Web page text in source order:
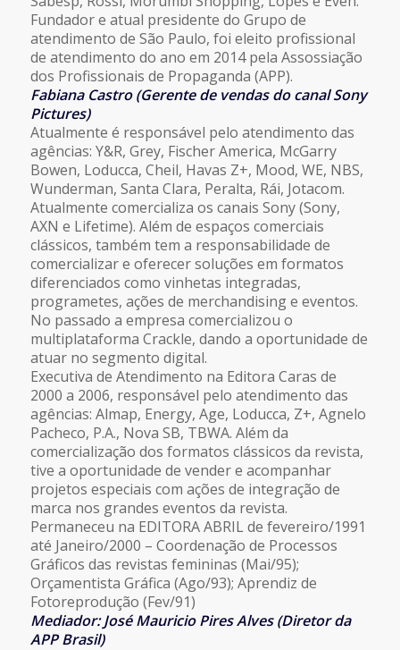
Fundador e atual presidente do Grupo de
atendimento de São Paulo, foi eleito profissional
de atendimento do ano em 2014 pela Assossiação
dos Profissionais de Propaganda (APP).
Fabiana Castro (Gerente de vendas do canal Sony
Pictures)
Atualmente é responsável pelo atendimento das
agências: Y&R, Grey, Fischer America, McGarry
Bowen, Loducca, Cheil, Havas Z+, Mood, WE, NBS,
Wunderman, Santa Clara, Peralta, Rái, Jotacom.
Atualmente comercializa os canais Sony (Sony,
AXN e Lifetime). Além de espaços comerciais
clássicos, também tem a responsabilidade de
comercializar e oferecer soluções em formatos
diferenciados como vinhetas integradas,
programetes, ações de merchandising e eventos.
No passado a empresa comercializou o
multiplataforma Crackle, dando a oportunidade de
atuar no segmento digital.
Executiva de Atendimento na Editora Caras de
2000 a 2006, responsável pelo atendimento das
agências: Almap, Energy, Age, Loducca, Z+, Agnelo
Pacheco, P.A., Nova SB, TBWA. Além da
comercialização dos formatos clássicos da revista,
tive a oportunidade de vender e acompanhar
projetos especiais com ações de integração de
marca nos grandes eventos da revista.
Permaneceu na EDITORA ABRIL de fevereiro/1991
até Janeiro/2000 – Coordenação de Processos
Gráficos das revistas femininas (Mai/95);
Orçamentista Gráfica (Ago/93); Aprendiz de
Fotoreprodução (Fev/91)
Mediador: José Mauricio Pires Alves (Diretor da
APP Brasil)